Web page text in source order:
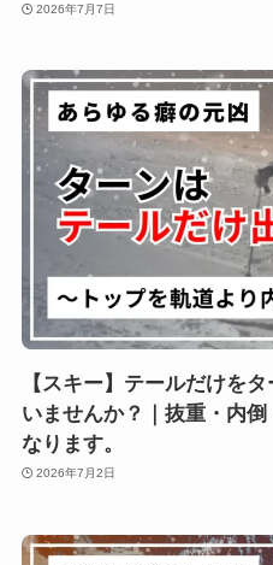
2026年7月7日
【スキー】テールだけを
いませんか？｜抜重・内
なります。
2026年7月2日